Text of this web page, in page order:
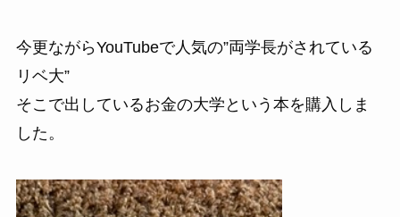
今更ながらYouTubeで人気の”両学長がされている
リベ大”
そこで出しているお金の大学という本を購入しま
した。